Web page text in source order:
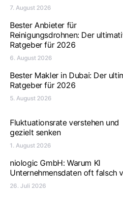
7. August 2026
Bester Anbieter für
Reinigungsdrohnen: Der
Ratgeber für 2026
6. August 2026
Bester Makler in Dubai: Der
Ratgeber für 2026
5. August 2026
Fluktuationsrate verstehen und
gezielt senken
1. August 2026
niologic GmbH: Warum KI
Unternehmensdaten oft falsch
26. Juli 2026